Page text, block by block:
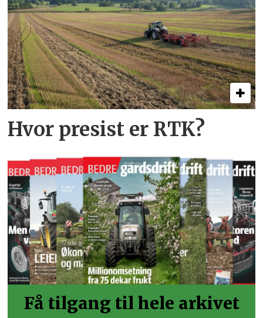
Hvor presist er RTK?
Få tilgang til hele arkivet